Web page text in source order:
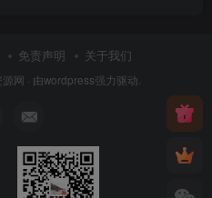
免责声明 关于我们
源网 · 由wordpress强力驱动.